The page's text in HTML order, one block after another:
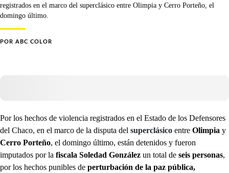
registrados en el marco del superclásico entre Olimpia y Cerro Porteño, el
domingo último.
POR ABC COLOR
Por los hechos de violencia registrados en el Estado de los Defensores
del Chaco, en el marco de la disputa del superclásico entre Olimpia y
Cerro Porteño, el domingo último, están detenidos y fueron
imputados por la fiscala Soledad González un total de seis personas,
por los hechos punibles de perturbación de la paz pública,